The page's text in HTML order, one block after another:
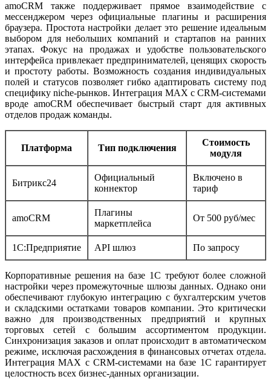
amoCRM также поддерживает прямое взаимодействие с
мессенджером через официальные плагины и расширения
браузера. Простота настройки делает это решение идеальным
выбором для небольших компаний и стартапов на ранних
этапах. Фокус на продажах и удобстве пользовательского
интерфейса привлекает предпринимателей, ценящих скорость
и простоту работы. Возможность создания индивидуальных
полей и статусов позволяет гибко адаптировать систему под
специфику niche-рынков. Интеграция MAX с CRM-системами
вроде amoCRM обеспечивает быстрый старт для активных
отделов продаж команды.
Платформа Тип подключения
Стоимость
модуля
Битрикс24
Официальный
коннектор
Включено в
тариф
amoCRM
Плагины
маркетплейса
От 500 руб/мес
1С:Предприятие API шлюз По запросу
Корпоративные решения на базе 1С требуют более сложной
настройки через промежуточные шлюзы данных. Однако они
обеспечивают глубокую интеграцию с бухгалтерским учетов
и складскими остатками товаров компании. Это критически
важно для производственных предприятий и крупных
торговых сетей с большим ассортиментом продукции.
Синхронизация заказов и оплат происходит в автоматическом
режиме, исключая расхождения в финансовых отчетах отдела.
Интеграция MAX с CRM-системами на базе 1С гарантирует
целостность всех бизнес-данных организации.